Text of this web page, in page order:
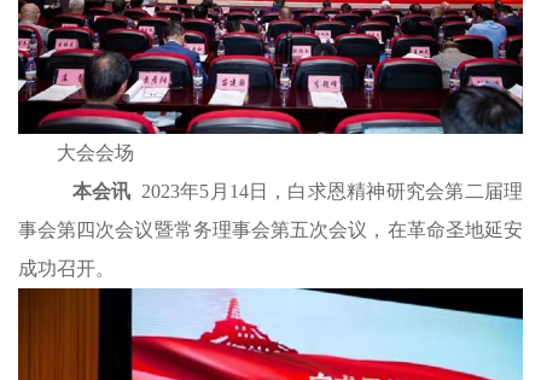
大会会场
本会讯 2023年5月14日，白求恩精神研究会第二届理
事会第四次会议暨常务理事会第五次会议，在革命圣地延安
成功召开。